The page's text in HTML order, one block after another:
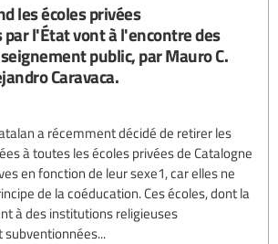
les écoles privées
l'État vont à l'encontre des
public, par Mauro C.
Caravaca.
a récemment décidé de retirer les
à toutes les écoles privées de Catalogne
en fonction de leur sexe1, car elles ne
de la coéducation. Ces écoles, dont la
à des institutions religieuses